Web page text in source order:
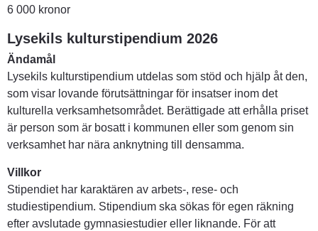
6 000 kronor
Lysekils kulturstipendium 2026
Ändamål
Lysekils kulturstipendium utdelas som stöd och hjälp åt den,
som visar lovande förutsättningar för insatser inom det
kulturella verksamhetsområdet. Berättigade att erhålla priset
är person som är bosatt i kommunen eller som genom sin
verksamhet har nära anknytning till densamma.
Villkor
Stipendiet har karaktären av arbets-, rese- och
studiestipendium. Stipendium ska sökas för egen räkning
efter avslutade gymnasiestudier eller liknande. För att